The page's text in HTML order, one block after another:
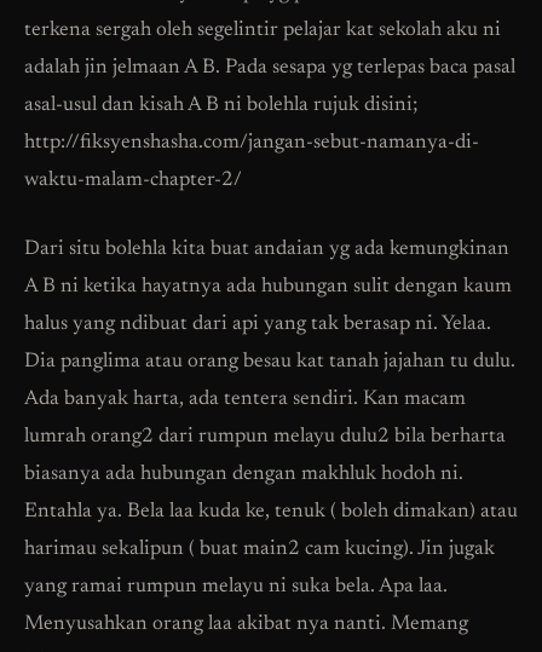
terkena sergah oleh segelintir pelajar kat sekolah aku ni
adalah jin jelmaan A B. Pada sesapa yg terlepas baca pasal
asal-usul dan kisah A B ni bolehla rujuk disini;
http://fiksyenshasha.com/jangan-sebut-namanya-di-
waktu-malam-chapter-2/
Dari situ bolehla kita buat andaian yg ada kemungkinan
A B ni ketika hayatnya ada hubungan sulit dengan kaum
halus yang ndibuat dari api yang tak berasap ni. Yelaa.
Dia panglima atau orang besau kat tanah jajahan tu dulu.
Ada banyak harta, ada tentera sendiri. Kan macam
lumrah orang2 dari rumpun melayu dulu2 bila berharta
biasanya ada hubungan dengan makhluk hodoh ni.
Entahla ya. Bela laa kuda ke, tenuk ( boleh dimakan) atau
harimau sekalipun ( buat main2 cam kucing). Jin jugak
yang ramai rumpun melayu ni suka bela. Apa laa.
Menyusahkan orang laa akibat nya nanti. Memang